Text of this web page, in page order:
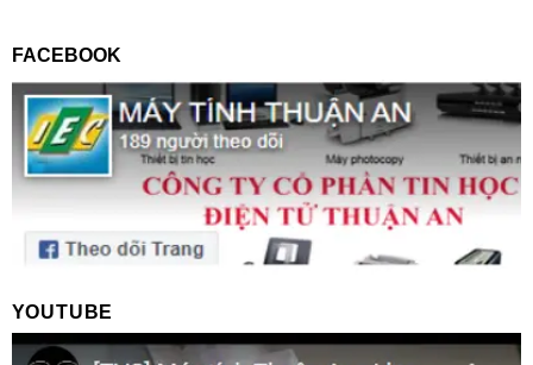
FACEBOOK
YOUTUBE